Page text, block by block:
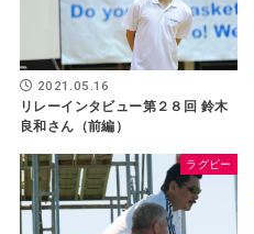
2021.05.16
リレーインタビュー第２８回 鈴木
良和さん（前編）
ラグビー